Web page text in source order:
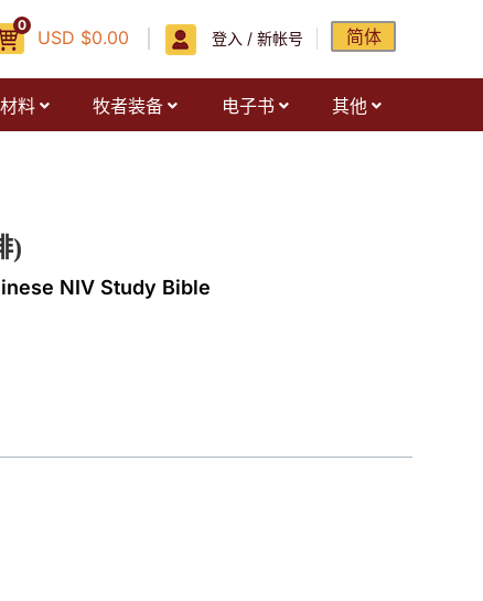
简体
0
USD $0.00 登入 / 新帐号
料 牧者装备 电子书 其他
)
NIV Study Bible